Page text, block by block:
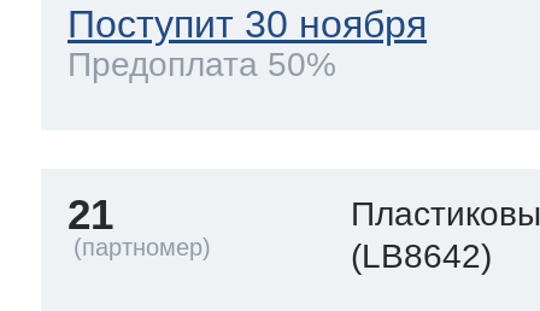
Поступит 30 ноября
Предоплата 50%
21
(LB8642)